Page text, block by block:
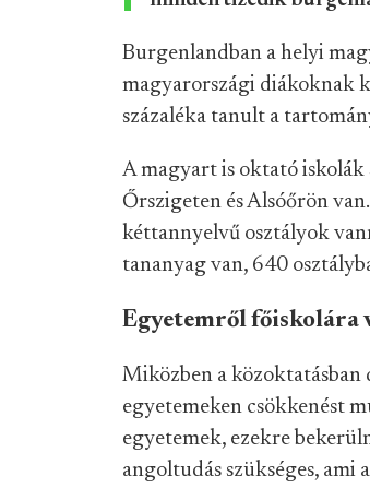
Burgenlandban a helyi
magyarországi diákoknak
százaléka tanult a
A magyart is oktató iskolák
Őrszigeten és Alsóőrön
kéttannyelvű osztályok
tananyag van, 640
Egyetemről főiskolára
Miközben a közoktatásban
egyetemeken csökkenést
egyetemek, ezekre
angoltudás szükséges, ami